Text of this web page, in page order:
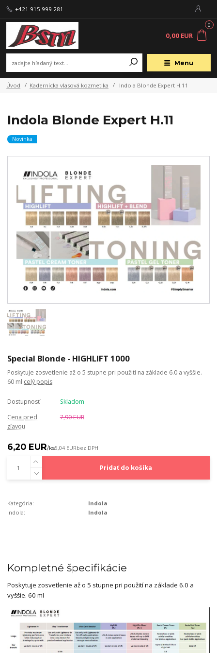
Menu
+421 915 999 281
0
0,00 EUR
Úvod Kadernícka vlasová kozmetika Indola Blonde Expert H.11
Indola Blonde Expert H.11
Novinka
Special Blonde - HIGHLIFT 1000
Poskytuje zosvetlenie až o 5 stupne pri použití na základe 6.0 a vyššie.
60 ml celý popis
Dostupnosť
Skladom
Cena pred
zľavou
7,90 EUR
6,20 EUR/ks5,04 EURbez DPH
Pridať do košíka
Kategória:
Indola
Indola:
Indola
Kompletné špecifikácie
Poskytuje zosvetlenie až o 5 stupne pri použití na základe 6.0 a
vyššie. 60 ml